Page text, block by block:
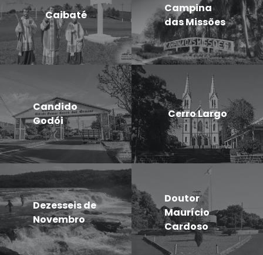
Caibaté
Campina
das Missões
Candido
Godói
Cerro Largo
Dezesseis de
Novembro
Doutor
Maurício
Cardoso